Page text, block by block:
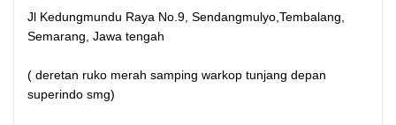
Jl Kedungmundu Raya No.9, Sendangmulyo,Tembalang,
Semarang, Jawa tengah
( deretan ruko merah samping warkop tunjang depan
superindo smg)